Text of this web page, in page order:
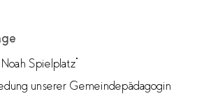
Spielplatz“
unserer Gemeindepädagogin